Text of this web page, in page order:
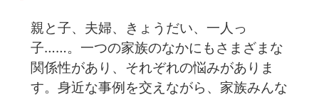
親と子、夫婦、きょうだい、一人っ
子……。一つの家族のなかにもさまざまな
関係性があり、それぞれの悩みがありま
す。身近な事例を交えながら、家族みんな